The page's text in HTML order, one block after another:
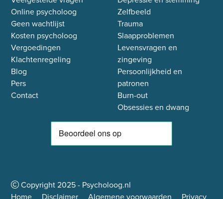
Online psycholoog
Geen wachtlijst
Kosten psycholoog
Vergoedingen
Klachtenregeling
Blog
Pers
Contact
Zelfbeeld
Trauma
Slaapproblemen
Levensvragen en
zingeving
Persoonlijkheid en
patronen
Burn-out
Obsessies en dwang
Copyright2025- Psycholoog.nl
Home
Disclaimer Algemene voorwaarden Privacy